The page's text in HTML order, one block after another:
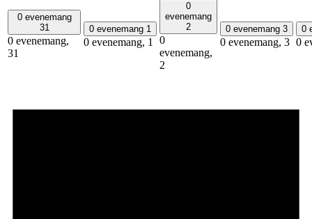
0 evenemang
31
0 evenemang,
31
0 evenemang 1
0 evenemang, 1
0
evenemang
2
0
evenemang,
2
0 evenemang 3
0 evenemang, 3
0
0